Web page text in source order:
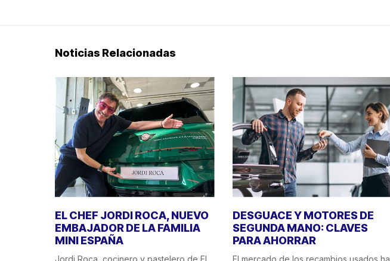
Noticias Relacionadas
EL CHEF JORDI ROCA, NUEVO
EMBAJADOR DE LA FAMILIA
MINI ESPAÑA
Jordi Roca, cocinero y pastelero de El
DESGUACE Y MOTORES DE
SEGUNDA MANO: CLAVES
PARA AHORRAR
El mercado de los recambios usados ha